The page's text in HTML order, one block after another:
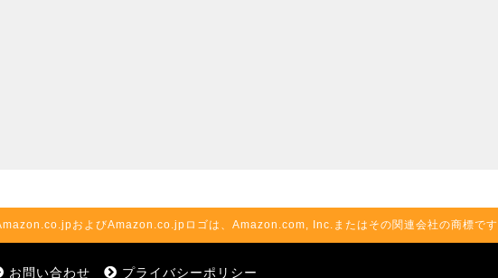
およびAmazon.co.jpロゴは、Amazon.com, Inc.またはその関連会社の商標です
お問い合わせ プライバシーポリシー